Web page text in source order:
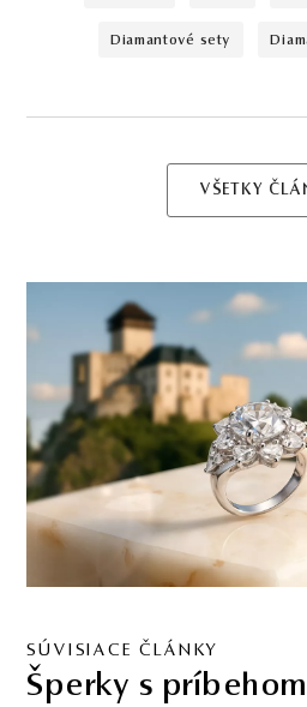
diamantové sety
VŠETKY
SÚVISIACE ČLÁNKY
Investičné